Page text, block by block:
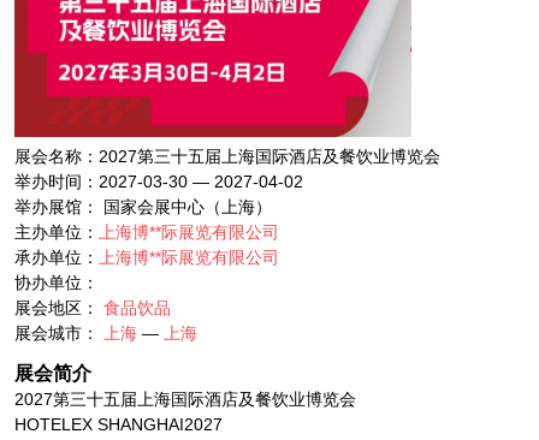
展会名称：2027第三十五届上海国际酒店及餐饮业博览会
举办时间：2027-03-30 — 2027-04-02
举办展馆： 国家会展中心（上海）
主办单位：
上海博**际展览有限公司
承办单位：
上海博**际展览有限公司
协办单位：
展会地区： 食品饮品
展会城市：
上海 — 上海
展会简介
2027第三十五届上海国际酒店及餐饮业博览会
HOTELEX SHANGHAI2027